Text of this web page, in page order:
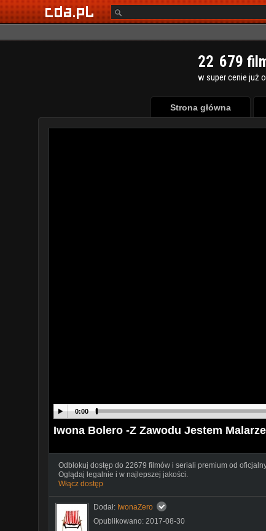
22 679
w super cenie już
Strona główna
0:00
Iwona Bolero -Z Zawodu Jestem
Odblokuj dostęp do 22679 filmów i seriali premium od
Oglądaj legalnie i w najlepszej jakości.
Włącz dostęp
Dodał: IwonaZero
Opublikowano: 2017-08-30